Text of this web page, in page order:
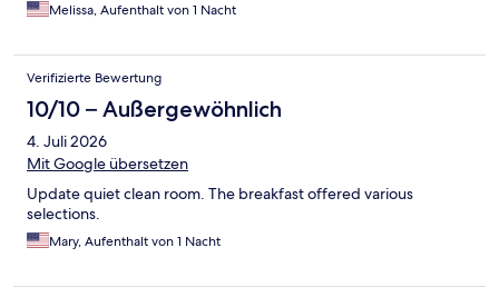
Melissa, Aufenthalt von 1 Nacht
Verifizierte Bewertung
10/10 – Außergewöhnlich
4. Juli 2026
Mit Google übersetzen
Update quiet clean room. The breakfast offered various
selections.
Mary, Aufenthalt von 1 Nacht